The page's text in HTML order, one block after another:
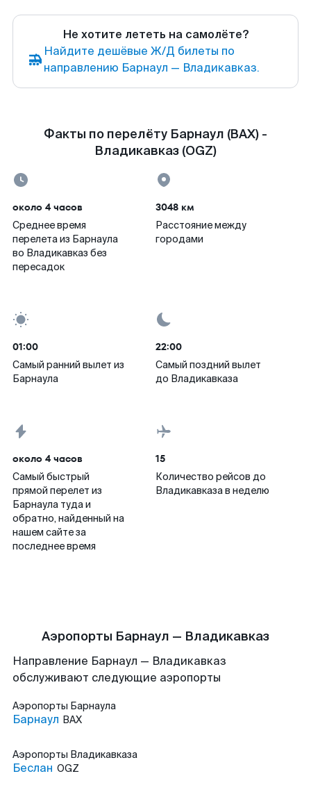
Не хотите лететь на самолёте?
Найдите дешёвые Ж/Д билеты по
направлению Барнаул — Владикавказ.
Факты по перелёту Барнаул (BAX) -
Владикавказ (OGZ)
около 4 часов
Среднее время
перелета из Барнаула
во Владикавказ без
пересадок
3048 км
Расстояние между
городами
01:00
Самый ранний вылет из
Барнаула
22:00
Самый поздний вылет
до Владикавказа
около 4 часов
Самый быстрый
прямой перелет из
Барнаула туда и
обратно, найденный на
нашем сайте за
последнее время
15
Количество рейсов до
Владикавказа в неделю
Аэропорты Барнаул — Владикавказ
Направление Барнаул — Владикавказ
обслуживают следующие аэропорты
Аэропорты Барнаула
Барнаул BAX
Аэропорты Владикавказа
Беслан OGZ